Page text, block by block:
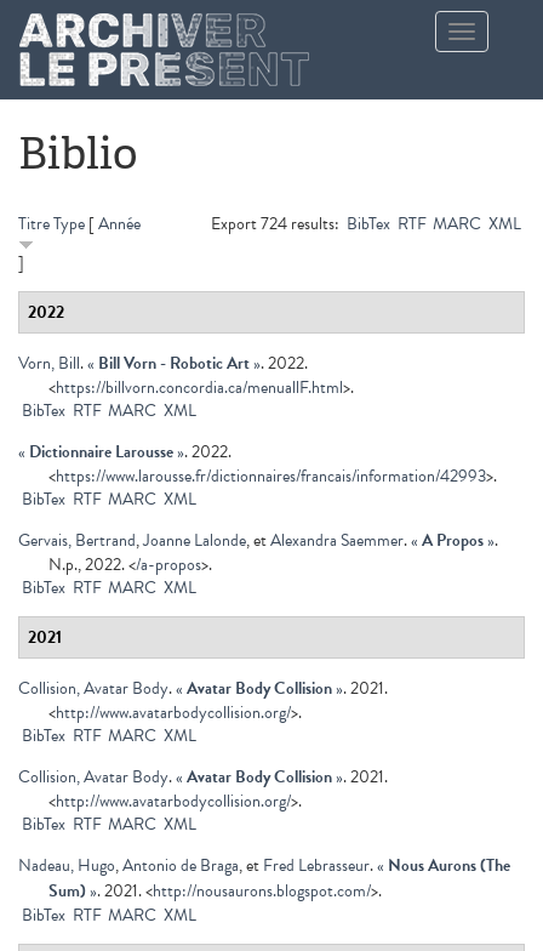
Aller au contenu principal
Toggle
navigation
Biblio
Export 724 results: BibTex RTF MARC XML
TitreType[Année
]
2022
Vorn, Bill.« Bill Vorn - Robotic Art». 2022.
<https://billvorn.concordia.ca/menuallF.html>.
BibTex RTF MARC XML
« Dictionnaire Larousse». 2022.
<https://www.larousse.fr/dictionnaires/francais/information/42993>.
BibTex RTF MARC XML
Gervais, Bertrand,Joanne Lalonde, etAlexandra Saemmer.«A Propos».
N.p., 2022. </a-propos>.
BibTex RTF MARC XML
2021
Collision, Avatar Body.«Avatar Body Collision». 2021.
<http://www.avatarbodycollision.org/>.
BibTex RTF MARC XML
Collision, Avatar Body.«Avatar Body Collision». 2021.
<http://www.avatarbodycollision.org/>.
BibTex RTF MARC XML
Nadeau, Hugo,Antonio de Braga, etFred Lebrasseur.« Nous Aurons (The
Sum)». 2021. <http://nousaurons.blogspot.com/>.
BibTex RTF MARC XML